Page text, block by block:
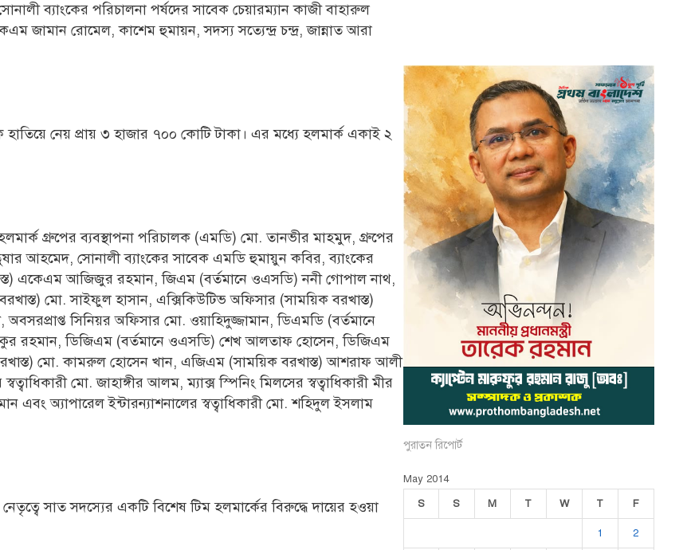
ব্যাংকের পরিচালনা পর্ষদের সাবেক চেয়ারম্যান কাজী বাহারুল
রোমেল, কাশেম হুমায়ন, সদস্য সত্যেন্দ্র চন্দ্র, জান্নাত আরা
হাতিয়ে নেয় প্রায় ৩ হাজার ৭০০ কোটি টাকা। এর মধ্যে হলমার্ক একাই ২
গ্রুপের ব্যবস্থাপনা পরিচালক (এমডি) মো. তানভীর মাহমুদ, গ্রুপের
আহমেদ, সোনালী ব্যাংকের সাবেক এমডি হুমায়ুন কবির, ব্যাংকের
একেএম আজিজুর রহমান, জিএম (বর্তমানে ওএসডি) ননী গোপাল নাথ,
মো. সাইফুল হাসান, এক্সিকিউটিভ অফিসার (সাময়িক বরখাস্ত)
সিনিয়র অফিসার মো. ওয়াহিদুজ্জামান, ডিএমডি (বর্তমানে
রহমান, ডিজিএম (বর্তমানে ওএসডি) শেখ আলতাফ হোসেন, ডিজিএম
মো. কামরুল হোসেন খান, এজিএম (সাময়িক বরখাস্ত) আশরাফ আলী
মো. জাহাঙ্গীর আলম, ম্যাক্স স্পিনিং মিলসের স্বত্বাধিকারী মীর
এবং অ্যাপারেল ইন্টারন্যাশনালের স্বত্বাধিকারী মো. শহিদুল ইসলাম
সাত সদস্যের একটি বিশেষ টিম হলমার্কের বিরুদ্ধে দায়ের হওয়া
পুরাতন রিপোর্ট
May 2014
S
S M T W T F
1 2